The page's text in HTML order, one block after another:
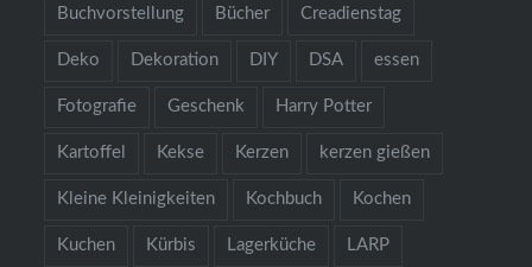
Buchvorstellung Bücher Creadienstag
Deko Dekoration DIY DSA essen
Fotografie Geschenk Harry Potter
Kartoffel Kekse Kerzen kerzen gießen
Kleine Kleinigkeiten Kochbuch Kochen
Kuchen Kürbis Lagerküche LARP